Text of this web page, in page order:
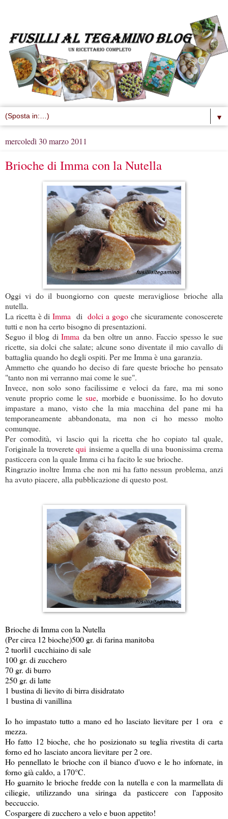
▼
mercoledì 30 marzo 2011
Brioche di Imma con la Nutella
Oggi vi do il buongiorno con queste meravigliose brioche alla
nutella.
La ricetta è diImma didolci a gogoche sicuramente conoscerete
tutti e non ha certo bisogno di presentazioni.
Seguo il blog diImma da ben oltre un anno. Faccio spesso le sue
ricette, sia dolci che salate; alcune sono diventate il mio cavallo di
battaglia quando ho degli ospiti. Per me Imma è una garanzia.
Ammetto che quando ho deciso di fare queste brioche ho pensato
"tanto non mi verranno mai come le sue".
Invece, non solo sono facilissime e veloci da fare, ma mi sono
venute proprio come le sue, morbide e buonissime. Io ho dovuto
impastare a mano, visto che la mia macchina del pane mi ha
temporaneamente abbandonata, ma non ci ho messo molto
comunque.
Per comodità, vi lascio qui la ricetta che ho copiato tal quale,
l'originale la troveretequi insieme a quella di una buonissima crema
pasticcera con la quale Imma ci ha facito le sue brioche.
Ringrazio inoltre Imma che non mi ha fatto nessun problema, anzi
ha avuto piacere, alla pubblicazione di questo post.
Brioche di Imma con la Nutella
(Per circa 12 bioche)500 gr. di farina manitoba
2 tuorli1 cucchiaino di sale
100 gr. di zucchero
70 gr. di burro
250 gr. di latte
1 bustina di lievito di birra disidratato
1 bustina di vanillina
Io ho impastato tutto a mano ed ho lasciato lievitare per 1 ora e
mezza.
Ho fatto 12 bioche, che ho posizionato su teglia rivestita di carta
forno ed ho lasciato ancora lievitare per 2 ore.
Ho pennellato le brioche con il bianco d'uovo e le ho infornate, in
forno già caldo, a 170°C.
Ho guarnito le brioche fredde con la nutella e con la marmellata di
ciliegie, utilizzando una siringa da pasticcere con l'apposito
beccuccio.
Cospargere di zucchero a velo e buon appetito!